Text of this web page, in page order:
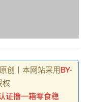
创丨本网站采用BY-
权
证撸一箱零食稳